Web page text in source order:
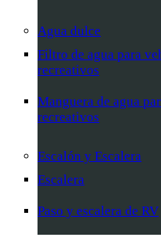
Agua dulce
Filtro de agua para
recreativos
Manguera de agua
recreativos
Escalón y Escalera
Escalera
Paso y escalera de RV